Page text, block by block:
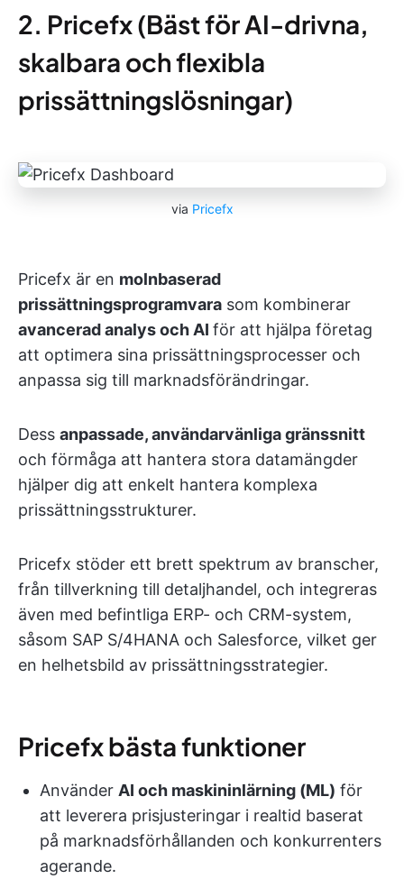
2. Pricefx (Bäst för AI-drivna,
skalbara och flexibla
prissättningslösningar)
via Pricefx
Pricefx är en molnbaserad
prissättningsprogramvara som kombinerar
avancerad analys och AI för att hjälpa företag
att optimera sina prissättningsprocesser och
anpassa sig till marknadsförändringar.
Dess anpassade, användarvänliga gränssnitt
och förmåga att hantera stora datamängder
hjälper dig att enkelt hantera komplexa
prissättningsstrukturer.
Pricefx stöder ett brett spektrum av branscher,
från tillverkning till detaljhandel, och integreras
även med befintliga ERP- och CRM-system,
såsom SAP S/4HANA och Salesforce, vilket ger
en helhetsbild av prissättningsstrategier.
Pricefx bästa funktioner
Använder AI och maskininlärning (ML) för
att leverera prisjusteringar i realtid baserat
på marknadsförhållanden och konkurrenters
agerande.